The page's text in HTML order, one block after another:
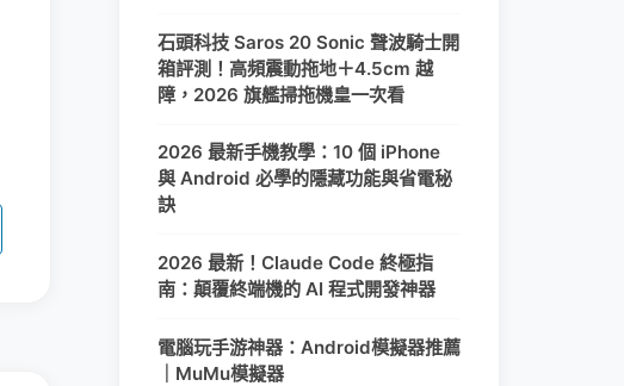
石頭科技 Saros 20 Sonic 聲波騎士開
箱評測！高頻震動拖地＋4.5cm 越
障，2026 旗艦掃拖機皇一次看
2026 最新手機教學：10 個 iPhone
與 Android 必學的隱藏功能與省電秘
訣
2026 最新！Claude Code 終極指
南：顛覆終端機的 AI 程式開發神器
電腦玩手游神器：Android模擬器推薦
｜MuMu模擬器